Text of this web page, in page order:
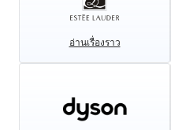
อ่านเรื่องราว